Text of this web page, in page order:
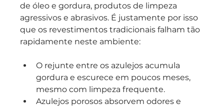
de óleo e gordura, produtos de limpeza
agressivos e abrasivos. É justamente por isso
que os revestimentos tradicionais falham tão
rapidamente neste ambiente:
O rejunte entre os azulejos acumula
gordura e escurece em poucos meses,
mesmo com limpeza frequente.
Azulejos porosos absorvem odores e